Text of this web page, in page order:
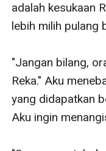
adalah kesukaan
lebih milih pulang
"Jangan bilang,
Reka." Aku
yang didapatkan
Aku ingin